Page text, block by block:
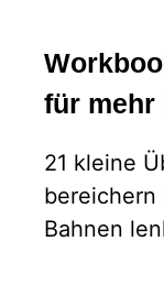
für mehr
21 kleine
bereichern
Bahnen